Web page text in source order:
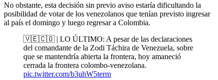
No obstante, esta decisión sin previo aviso estaría dificultando la
posibilidad de votar de los venezolanos que tenían previsto ingresar
al país el domingo y luego regresar a Colombia.
🇻🇪🇨🇴 | LO ÚLTIMO: A pesar de las declaraciones
del comandante de la Zodi Táchira de Venezuela, sobre
que se mantendría abierta la frontera, hoy amaneció
cerrada la frontera colombo-venezolana.
pic.twitter.com/b3uhW5term